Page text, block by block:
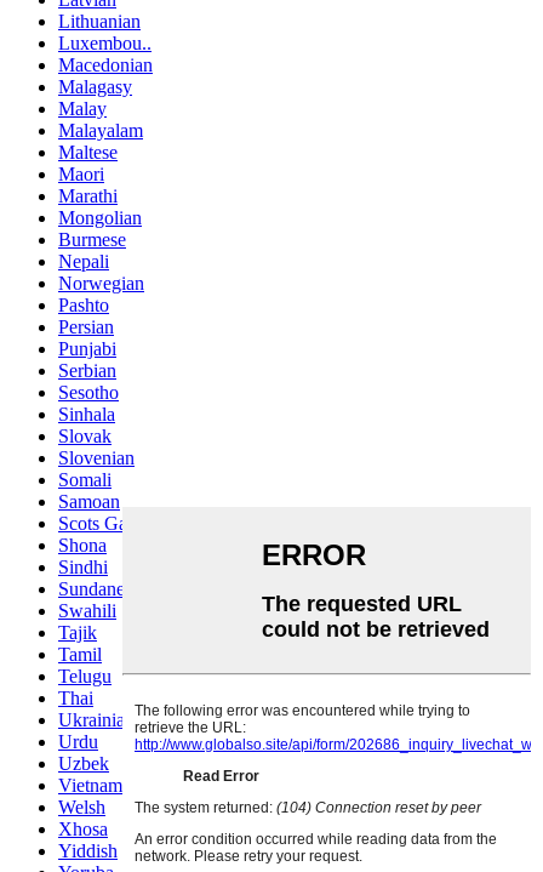
Lithuanian
Luxembou..
Macedonian
Malagasy
Malay
Malayalam
Maltese
Maori
Marathi
Mongolian
Burmese
Nepali
Norwegian
Pashto
Persian
Punjabi
Serbian
Sesotho
Sinhala
Slovak
Slovenian
Somali
Samoan
Scots Gaelic
Shona
Sindhi
Sundanese
Swahili
Tajik
Tamil
Telugu
Thai
Ukrainian
Urdu
Uzbek
Vietnamese
Welsh
Xhosa
Yiddish